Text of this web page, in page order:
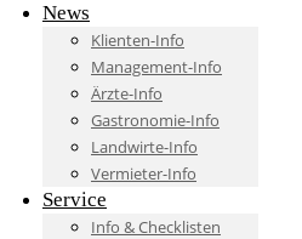
News
Klienten-Info
Management-Info
Ärzte-Info
Gastronomie-Info
Landwirte-Info
Vermieter-Info
Service
Info & Checklisten